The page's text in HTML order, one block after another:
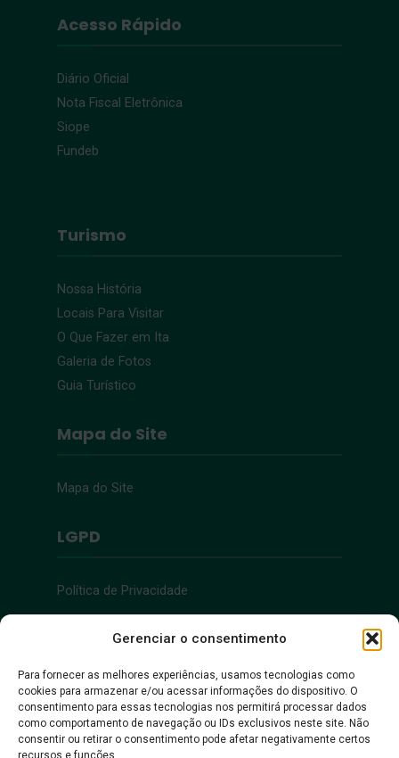
Gerenciar o consentimento
Para fornecer as melhores experiências, usamos tecnologias como
cookies para armazenar e/ou acessar informações do dispositivo. O
consentimento para essas tecnologias nos permitirá processar dados
como comportamento de navegação ou IDs exclusivos neste site. Não
consentir ou retirar o consentimento pode afetar negativamente certos
recursos e funções.
Acesso Rápido
Diário Oficial
Nota Fiscal Eletrônica
Siope
Fundeb
Turismo
Nossa História
Locais Para Visitar
O Que Fazer em Ita
Galeria de Fotos
Guia Turístico
Mapa do Site
Mapa do Site
LGPD
Política de Privacidade
Acessibilidade
Acessibilidade